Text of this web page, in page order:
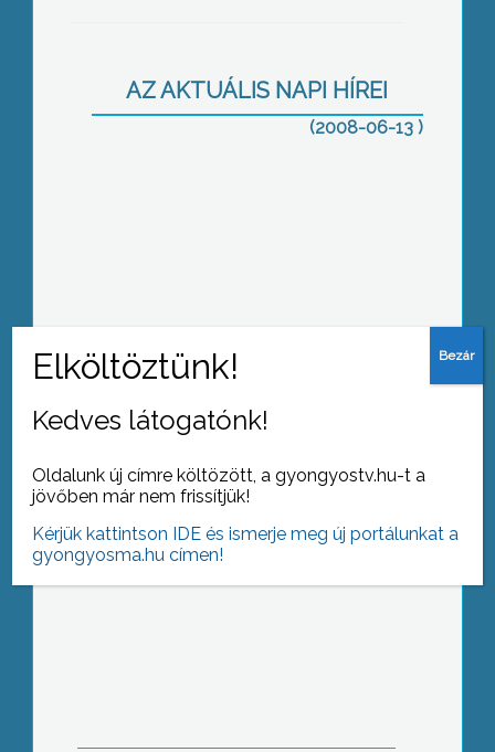
AZ AKTUÁLIS NAPI HÍREI
(2008-06-13 )
Egyre több illegális hulladéklerakó
keletkezik a városban
Kedves látogatónk!
Oldalunk új címre költözött, a gyongyostv.hu-t a
jövőben már nem frissítjük!
Kérjük kattintson IDE és ismerje meg új portálunkat a
gyongyosma.hu címen!